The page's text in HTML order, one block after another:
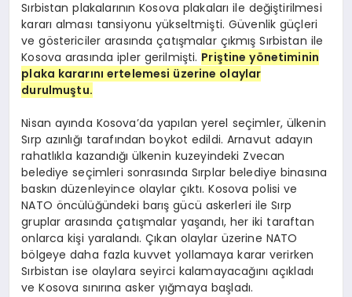
Sırbistan plakalarının Kosova plakaları ile değiştirilmesi
kararı alması tansiyonu yükseltmişti. Güvenlik güçleri
ve göstericiler arasında çatışmalar çıkmış Sırbistan ile
Kosova arasında ipler gerilmişti. Priştine yönetiminin
plaka kararını ertelemesi üzerine olaylar
durulmuştu.
Nisan ayında Kosova’da yapılan yerel seçimler, ülkenin
Sırp azınlığı tarafından boykot edildi. Arnavut adayın
rahatlıkla kazandığı ülkenin kuzeyindeki Zvecan
belediye seçimleri sonrasında Sırplar belediye binasına
baskın düzenleyince olaylar çıktı. Kosova polisi ve
NATO öncülüğündeki barış gücü askerleri ile Sırp
gruplar arasında çatışmalar yaşandı, her iki taraftan
onlarca kişi yaralandı. Çıkan olaylar üzerine NATO
bölgeye daha fazla kuvvet yollamaya karar verirken
Sırbistan ise olaylara seyirci kalamayacağını açıkladı
ve Kosova sınırına asker yığmaya başladı.